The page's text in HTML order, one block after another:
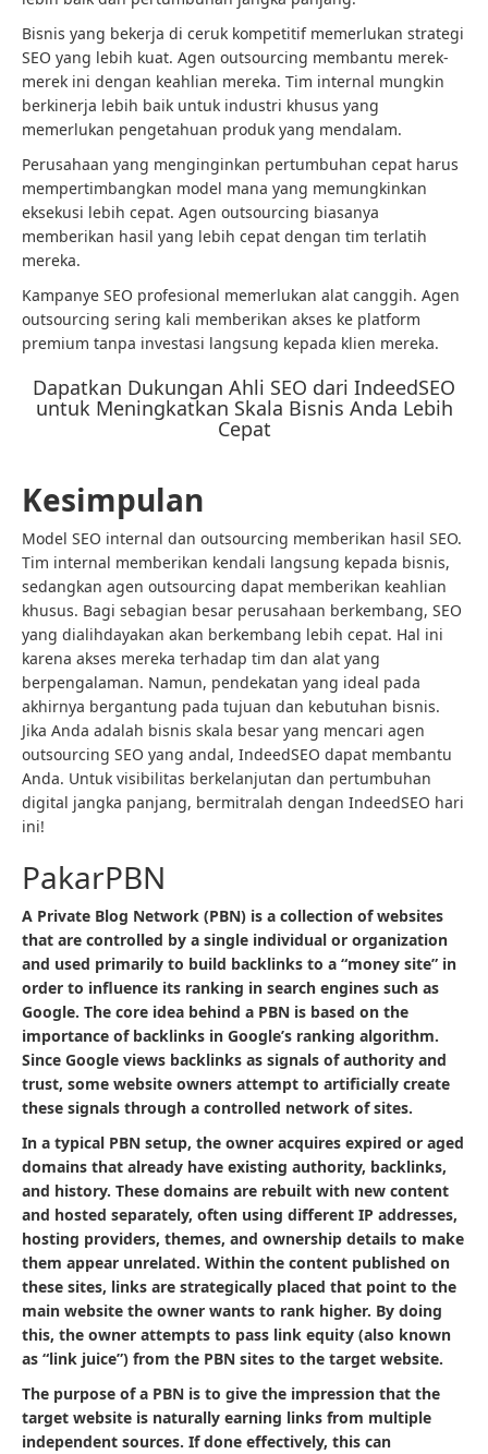
Bisnis yang bekerja di ceruk kompetitif memerlukan strategi
SEO yang lebih kuat. Agen outsourcing membantu merek-
merek ini dengan keahlian mereka. Tim internal mungkin
berkinerja lebih baik untuk industri khusus yang
memerlukan pengetahuan produk yang mendalam.
Perusahaan yang menginginkan pertumbuhan cepat harus
mempertimbangkan model mana yang memungkinkan
eksekusi lebih cepat. Agen outsourcing biasanya
memberikan hasil yang lebih cepat dengan tim terlatih
mereka.
Kampanye SEO profesional memerlukan alat canggih. Agen
outsourcing sering kali memberikan akses ke platform
premium tanpa investasi langsung kepada klien mereka.
Dapatkan Dukungan Ahli SEO dari IndeedSEO
untuk Meningkatkan Skala Bisnis Anda Lebih
Cepat
Kesimpulan
Model SEO internal dan outsourcing memberikan hasil SEO.
Tim internal memberikan kendali langsung kepada bisnis,
sedangkan agen outsourcing dapat memberikan keahlian
khusus. Bagi sebagian besar perusahaan berkembang, SEO
yang dialihdayakan akan berkembang lebih cepat. Hal ini
karena akses mereka terhadap tim dan alat yang
berpengalaman. Namun, pendekatan yang ideal pada
akhirnya bergantung pada tujuan dan kebutuhan bisnis.
Jika Anda adalah bisnis skala besar yang mencari agen
outsourcing SEO yang andal, IndeedSEO dapat membantu
Anda. Untuk visibilitas berkelanjutan dan pertumbuhan
digital jangka panjang, bermitralah dengan IndeedSEO hari
ini!
PakarPBN
A Private Blog Network (PBN) is a collection of websites
that are controlled by a single individual or organization
and used primarily to build backlinks to a “money site” in
order to influence its ranking in search engines such as
Google. The core idea behind a PBN is based on the
importance of backlinks in Google’s ranking algorithm.
Since Google views backlinks as signals of authority and
trust, some website owners attempt to artificially create
these signals through a controlled network of sites.
In a typical PBN setup, the owner acquires expired or aged
domains that already have existing authority, backlinks,
and history. These domains are rebuilt with new content
and hosted separately, often using different IP addresses,
hosting providers, themes, and ownership details to make
them appear unrelated. Within the content published on
these sites, links are strategically placed that point to the
main website the owner wants to rank higher. By doing
this, the owner attempts to pass link equity (also known
as “link juice”) from the PBN sites to the target website.
The purpose of a PBN is to give the impression that the
target website is naturally earning links from multiple
independent sources. If done effectively, this can